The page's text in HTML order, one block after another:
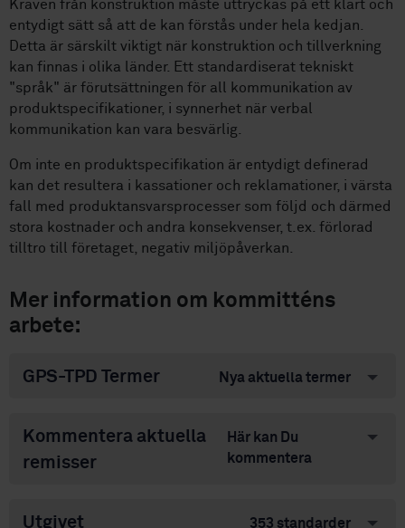
Kraven från konstruktion måste uttryckas på ett klart och
entydigt sätt så att de kan förstås under hela kedjan.
Detta är särskilt viktigt när konstruktion och tillverkning
kan finnas i olika länder. Ett standardiserat tekniskt
"språk" är förutsättningen för all kommunikation av
produktspecifikationer, i synnerhet när verbal
kommunikation kan vara besvärlig.
Om inte en produktspecifikation är entydigt definerad
kan det resultera i kassationer och reklamationer, i värsta
fall med produktansvarsprocesser som följd och därmed
stora kostnader och andra konsekvenser, t.ex. förlorad
tilltro till företaget, negativ miljöpåverkan.
Mer information om kommitténs
arbete:
GPS-TPD Termer Nya aktuella termer
Kommentera aktuella
remisser
Här kan Du
kommentera
Utgivet 353 standarder